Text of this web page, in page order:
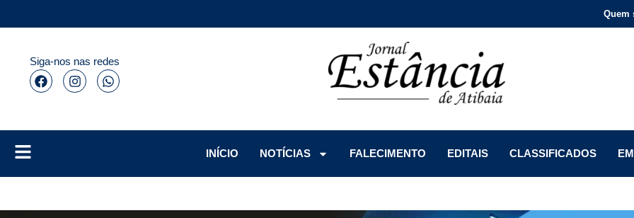
Quem
Siga-nos nas redes
INÍCIO
NOTÍCIAS FALECIMENTO EDITAIS CLASSIFICADOS